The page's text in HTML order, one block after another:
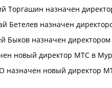
Торгашин назначен
Бетелев назначен
Быков назначен
новый директор МТС в
назначен новый директор